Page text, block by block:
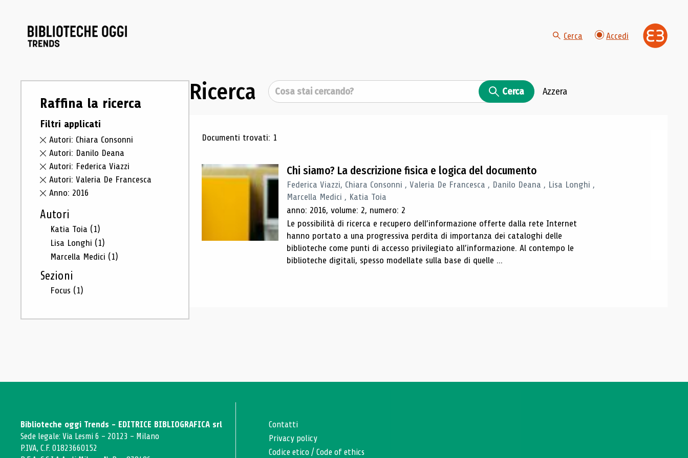
Cerca Accedi
Raffina la ricerca
Filtri applicati
Autori: Chiara Consonni
Autori: Danilo Deana
Autori: Federica Viazzi
Autori: Valeria De Francesca
Anno: 2016
Autori
Katia Toia (1)
Lisa Longhi (1)
Marcella Medici (1)
Sezioni
Focus (1)
Ricerca Cerca Cerca Azzera
Risultati di ricerca
Documenti trovati: 1
Chi siamo? La descrizione fisica e logica del documento
Federica Viazzi, Chiara Consonni , Valeria De Francesca , Danilo Deana , Lisa Longhi ,
Marcella Medici , Katia Toia
anno: 2016, volume: 2, numero: 2
Le possibilità di ricerca e recupero dell’informazione offerte dalla rete Internet
hanno portato a una progressiva perdita di importanza dei cataloghi delle
biblioteche come punti di accesso privilegiato all’informazione. Al contempo le
biblioteche digitali, spesso modellate sulla base di quelle ...
Biblioteche oggi Trends - EDITRICE BIBLIOGRAFICA srl
Sede legale: Via Lesmi 6 - 20123 - Milano
P.IVA, C.F. 01823660152
Contatti
Privacy policy
Codice etico /Code of ethics